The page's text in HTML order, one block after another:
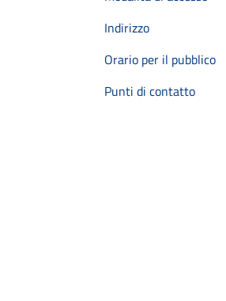
Indirizzo
Orario per il pubblico
Punti di contatto